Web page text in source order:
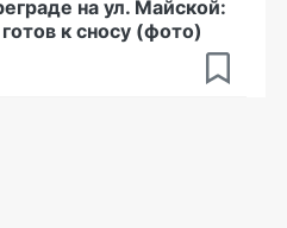
на ул. Майской:
к сносу (фото)